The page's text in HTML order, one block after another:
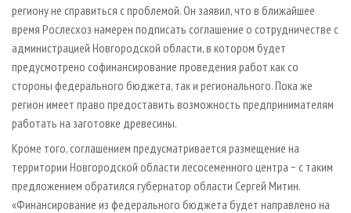
региону не справиться с проблемой. Он заявил, что в ближайшее
время Рослесхоз намерен подписать соглашение о сотрудничестве с
администрацией Новгородской области, в котором будет
предусмотрено софинансирование проведения работ как со
стороны федерального бюджета, так и регионального. Пока же
регион имеет право предоставить возможность предпринимателям
работать на заготовке древесины.
Кроме того, соглашением предусматривается размещение на
территории Новгородской области лесосеменного центра − с таким
предложением обратился губернатор области Сергей Митин.
«Финансирование из федерального бюджета будет направлено на